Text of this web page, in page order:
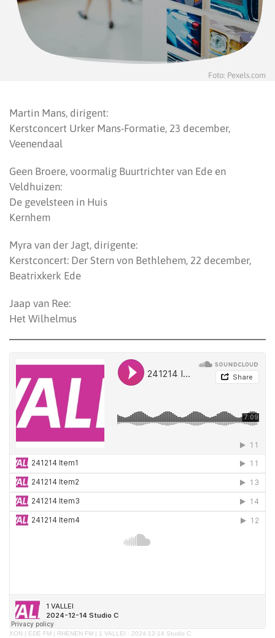
Foto: Pexels.com
Martin Mans, dirigent:
Kerstconcert Urker Mans-Formatie, 23 december,
Veenendaal
Geen Broere, voormalig Buurtrichter van Ede en
Veldhuizen:
De gevelsteen in Huis
Myra van der Jagt, dirigente:
Kerstconcert: Der Stern von Bethlehem, 22 december,
Beatrixkerk Ede
Jaap van Ree:
Het Wilhelmus
XON | EDE FM | RHENEN FM | 1 VALLEI · 2024-12-14 Studio C